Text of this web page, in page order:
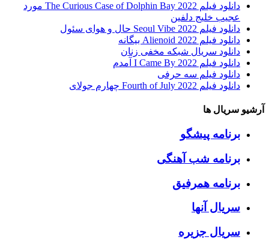
دانلود فیلم The Curious Case of Dolphin Bay 2022 مورد
عجیب خلیج دلفین
دانلود فیلم Seoul Vibe 2022 حال و هوای سئول
دانلود فیلم Alienoid 2022 بیگانه
دانلود سریال شبکه مخفی زنان
دانلود فیلم I Came By 2022 آمدم
دانلود فیلم سه حرفی
دانلود فیلم Fourth of July 2022 چهارم جولای
آرشیو سریال ها
برنامه پیشگو
برنامه شب آهنگی
برنامه همرفیق
سریال آنها
سریال جزیره